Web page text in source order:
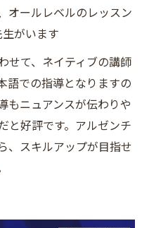
オールレベルのレッスン
がいます
せて、ネイティブの講師
語での指導となりますの
もニュアンスが伝わりや
と好評です。アルゼンチ
、スキルアップが目指せ